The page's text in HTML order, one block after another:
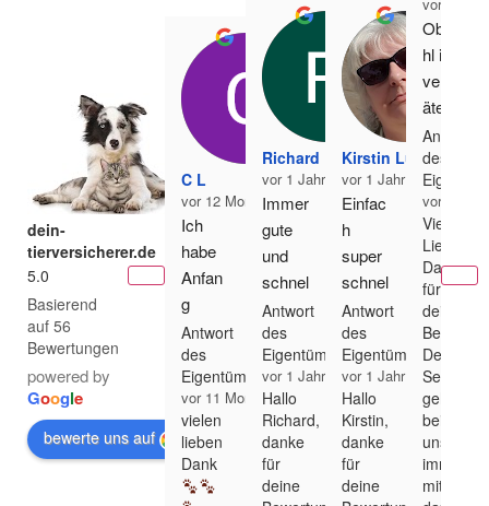
dein-
tierversicherer.de
5.0
Basierend
auf 56
Bewertungen
powered by
Google
bewerte uns auf
C L
vor 12 Monaten
Ich
habe
Anfan
g
letzten
Jahre
s eine
Hunde
O.P.
Versic
herun
Antwort
des
Eigentümers
vor 11 Monaten
vielen
lieben
Dank
Richard Buchner
vor 1 Jahr
Immer
gute
und
schnel
le
Beratu
ng.
Macht
Spaß
mich
euch.
Antwort
des
Eigentümers
vor 1 Jahr
Hallo
Richard,
danke
für
deine
Kirstin Luib
vor 1 Jahr
Einfac
h
super
schnel
l und
komp
etent
Antwort
des
Eigentümers
vor 1 Jahr
Hallo
Kirstin,
danke
für
deine
vor 1 Jahr
Obwo
hl ich
versp
ätet
den
Versic
herun
gsfall
gemel
det
habe,
hat
sich
die
Famili
e
Haßle
r die
mich
Antwort
des
vor 6
Vielen
Lieben
Dank
für
deine
Der
Service
gehört
bei
uns
immer
mit